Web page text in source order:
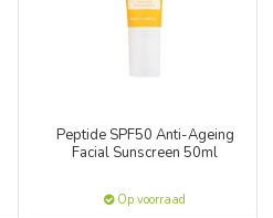
Peptide SPF50 Anti-Ageing
Facial Sunscreen 50ml
Op voorraad